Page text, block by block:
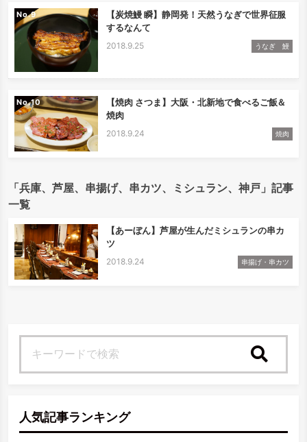
No.
【炭焼鰻 瞬】静岡発！天然うなぎで世界征服
するなんて
2018.9.25 うなぎ 鰻
No.
【焼肉 さつま】大阪・北新地で食べるご飯＆
焼肉
2018.9.24 焼肉
「兵庫、芦屋、串揚げ、串カツ、ミシュラン、神戸」記事
一覧
【あーぼん】芦屋が生んだミシュランの串カ
ツ
2018.9.24 串揚げ・串カツ
人気記事ランキング